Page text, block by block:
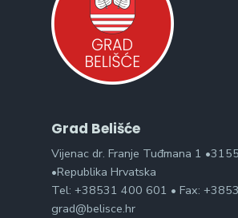
Grad Belišće
Vijenac dr. Franje Tuđmana 1
•Republika Hrvatska
Tel: +38531 400 601 • Fax:
grad@belisce.hr